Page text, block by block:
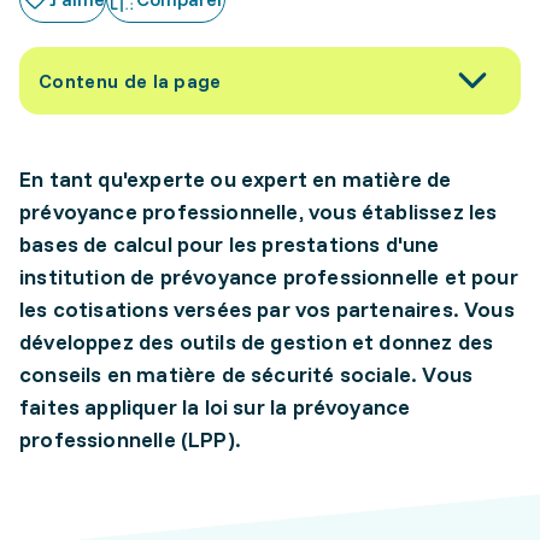
Contenu de la page
En tant qu'experte ou expert en matière de
prévoyance professionnelle, vous établissez les
bases de calcul pour les prestations d'une
institution de prévoyance professionnelle et pour
les cotisations versées par vos partenaires. Vous
développez des outils de gestion et donnez des
conseils en matière de sécurité sociale. Vous
faites appliquer la loi sur la prévoyance
professionnelle (LPP).